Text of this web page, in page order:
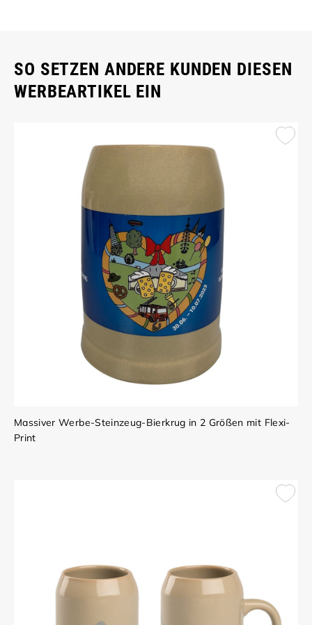
SO SETZEN ANDERE KUNDEN DIESEN
WERBEARTIKEL EIN
Massiver Werbe-Steinzeug-Bierkrug in 2 Größen mit Flexi-
Print